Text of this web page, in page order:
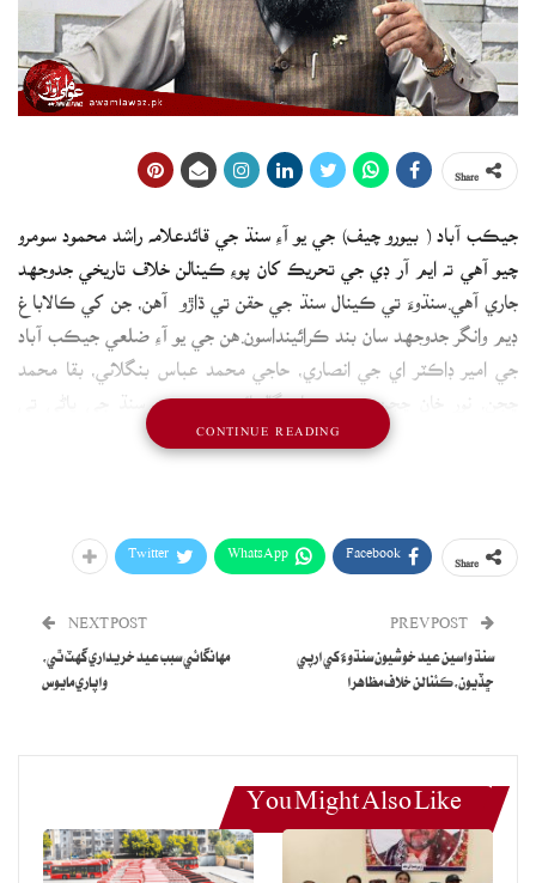
جيڪب آباد ( بيورو چيف) جي يو آءِ سنڌ جي قائدعلامه راشد محمود سومرو
چيو آهي ته ايم آر ڊي جي تحريڪ کان پوءِ ڪينالن خلاف تاريخي جدوجهد
جاري آهي.سنڌوءَ تي ڪينال سنڌ جي حقن تي ڌاڙو آهن، جن کي ڪالاباغ
ڊيم وانگر جدوجهد سان بند ڪرائينداسون.هن جي يو آءِ ضلعي جيڪب آباد
جي امير ڊاڪٽر اي جي انصاري، حاجي محمد عباس بنگلاني، بقا محمد
ڇجن، نور خان ڇجن ۽ ٻين سان ڳالهائيندي چيو ته سنڌ جي پاڻي تي
قبضي جون ڪوششون ڪنهن به صورت قبول ناھن. غير قانوني ڪينالن جي
تعمير سنڌ جي عوام سان کليل زيادتي آهي
Facebook
WhatsApp
Twitter
سنڌ واسين عيد خوشيون سنڌوءَ کي ارپي
ڇڏيون،ڪئنالن خلاف مظاهرا
NEXT POST
مهانگائي سبب عيد خريداري گهٽ ٿي،
واپاري مايوس
You Might Also Like